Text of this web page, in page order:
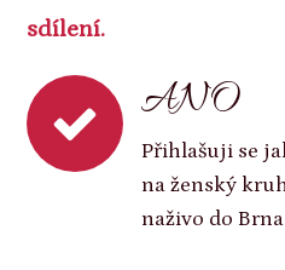
sdílení.
ANO
Přihlašuji se
na ženský
naživo do